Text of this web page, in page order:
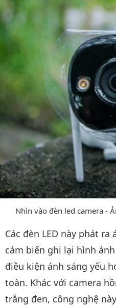
Nhìn vào đèn led camera -
Các đèn LED này phát
cảm biến ghi lại hình
điều kiện ánh sáng yếu
toàn. Khác với camera
trắng đen, công nghệ